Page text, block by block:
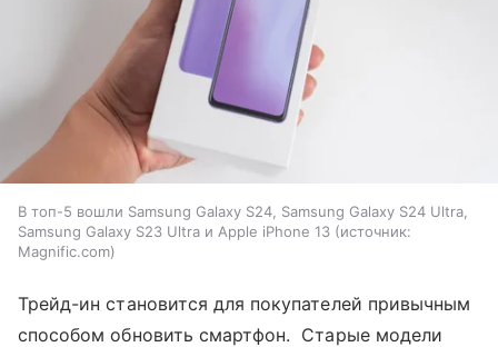
В топ-5 вошли Samsung Galaxy S24, Samsung Galaxy S24 Ultra,
Samsung Galaxy S23 Ultra и Apple iPhone 13
источник:
Magnific.com
Трейд-ин становится для покупателей привычным
способом обновить смартфон. Старые модели